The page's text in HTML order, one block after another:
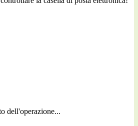
dell'operazione...